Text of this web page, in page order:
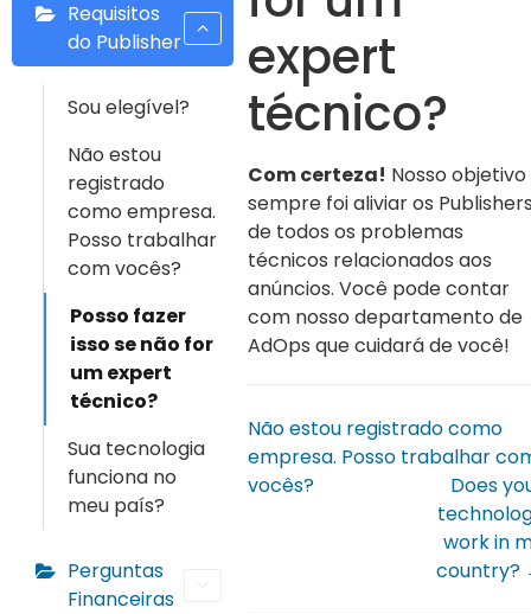
Requisitos
do Publisher
Sou elegível?
Não estou
registrado
como empresa.
Posso trabalhar
com vocês?
Posso fazer
isso se não for
um expert
técnico?
Sua tecnologia
funciona no
meu país?
Perguntas
Financeiras
expert
técnico?
Com certeza! Nosso objetivo
sempre foi aliviar os
de todos os problemas
técnicos relacionados aos
anúncios. Você pode contar
com nosso departamento de
AdOps que cuidará de você!
Não estou registrado como
empresa. Posso trabalhar
vocês?
Does
work in
country?